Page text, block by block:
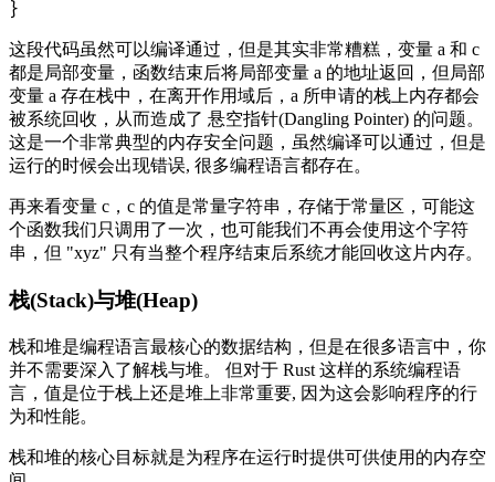
这段代码虽然可以编译通过，但是其实非常糟糕，变量 a 和 c
都是局部变量，函数结束后将局部变量 a 的地址返回，但局部
变量 a 存在栈中，在离开作用域后，a 所申请的栈上内存都会
被系统回收，从而造成了 悬空指针(Dangling Pointer) 的问题。
这是一个非常典型的内存安全问题，虽然编译可以通过，但是
运行的时候会出现错误, 很多编程语言都存在。
再来看变量 c，c 的值是常量字符串，存储于常量区，可能这
个函数我们只调用了一次，也可能我们不再会使用这个字符
串，但 "xyz" 只有当整个程序结束后系统才能回收这片内存。
栈(Stack)与堆(Heap)
栈和堆是编程语言最核心的数据结构，但是在很多语言中，你
并不需要深入了解栈与堆。 但对于 Rust 这样的系统编程语
言，值是位于栈上还是堆上非常重要, 因为这会影响程序的行
为和性能。
栈和堆的核心目标就是为程序在运行时提供可供使用的内存空